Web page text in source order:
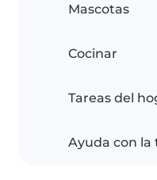
Mascotas
Cocinar
Tareas del
Ayuda con la